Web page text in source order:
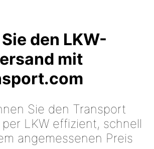
den LKW-
mit
Sie den Transport
LKW effizient, schnell
angemessenen Preis